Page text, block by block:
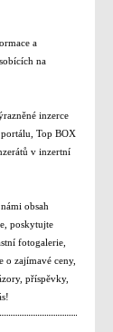
a
na
inzerce
Top BOX
v inzertní
obsah
poskytujte
fotogalerie,
o zajímavé ceny,
příspěvky,